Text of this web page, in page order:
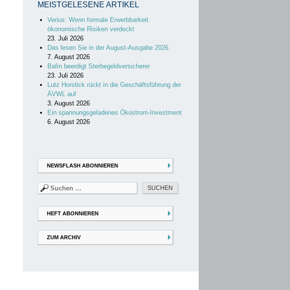
MEISTGELESENE ARTIKEL
Verius: Wenn formale Erwerbbarkeit
ökonomische Risiken verdeckt
23. Juli 2026
Das lesen Sie in der August-Ausgabe 2026
7. August 2026
Bafin beerdigt Sterbegeldversicherer
23. Juli 2026
Lutz Horstick rückt in die Geschäftsführung der
ÄVWL auf
3. August 2026
Ein spannungsgeladenes Ökostrom-Investment
6. August 2026
NEWSFLASH ABONNIEREN
Suchen
nach:
HEFT ABONNIEREN
ZUM ARCHIV